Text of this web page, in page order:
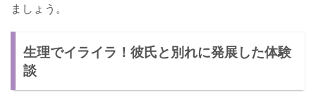
ましょう。
生理でイライラ！彼氏と別れに発展した体験
談